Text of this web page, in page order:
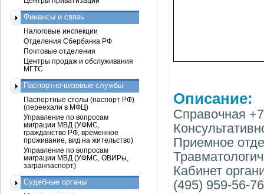
Описание:
Справочная
Приемное
Кабинет
(495) 959-56-76
Финансы и связь
Налоговые инспекции
Отделения Сбербанка РФ
Почтовые отделения
Центры продаж и обслуживания
МГТС
Паспортно-визовые службы
Паспортные столы (паспорт РФ)
(переехали в МФЦ)
Управление по вопросам
миграции МВД (УФМС,
гражданство РФ, временное
проживание, вид на жительство)
Управление по вопросам
миграции МВД (УФМС, ОВИРы,
загранпаспорт)
Судебные органы